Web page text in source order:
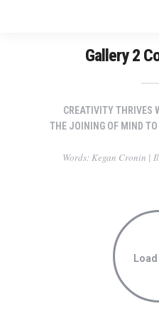
Gallery 2
CREATIVITY THRIVES
THE JOINING OF MIND TO
Words: Kegan Cronin |